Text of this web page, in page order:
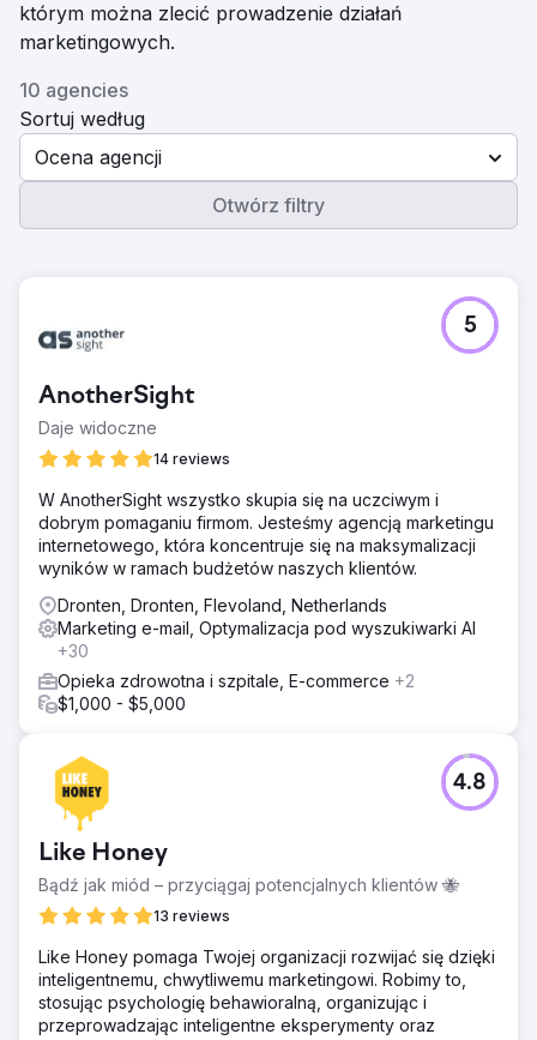
którym można zlecić prowadzenie działań
marketingowych.
10 agencies
Sortuj według
Ocena agencji
Otwórz filtry
AnotherSight
Daje widoczne
14 reviews
5
W AnotherSight wszystko skupia się na uczciwym i
dobrym pomaganiu firmom. Jesteśmy agencją marketingu
internetowego, która koncentruje się na maksymalizacji
wyników w ramach budżetów naszych klientów.
Dronten, Dronten, Flevoland, Netherlands
Marketing e-mail, Optymalizacja pod wyszukiwarki AI
+30
Opieka zdrowotna i szpitale, E-commerce +2
$1,000 - $5,000
Like Honey
Bądź jak miód – przyciągaj potencjalnych klientów 🐝
13 reviews
4.8
Like Honey pomaga Twojej organizacji rozwijać się dzięki
inteligentnemu, chwytliwemu marketingowi. Robimy to,
stosując psychologię behawioralną, organizując i
przeprowadzając inteligentne eksperymenty oraz